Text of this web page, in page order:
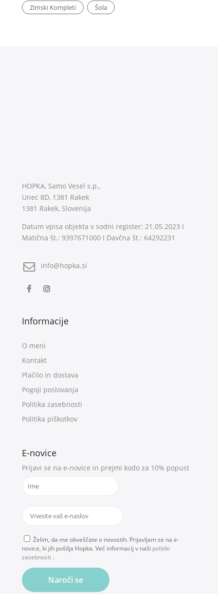
Zimski Kompleti
Šola
HOPKA, Samo Vesel s.p.,
Unec 8D, 1381 Rakek
1381 Rakek, Slovenija
Datum vpisa objekta v sodni register: 21.05.2023 I
Matična št.: 9397671000 I Davčna št.: 64292231
info@hopka.si
Informacije
O meni
Kontakt
Plačilo in dostava
Pogoji poslovanja
Politika zasebnosti
Politika piškotkov
E-novice
Prijavi se na e-novice in prejmi kodo za 10% popust
Želim, da me obveščate o novostih. Prijavljam se na e-
novice, ki jih pošilja Hopka. Več informacij v naši politiki
zasebnosti .
Naroči se